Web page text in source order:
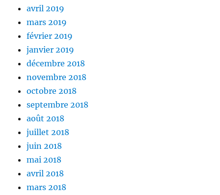
avril 2019
mars 2019
février 2019
janvier 2019
décembre 2018
novembre 2018
octobre 2018
septembre 2018
août 2018
juillet 2018
juin 2018
mai 2018
avril 2018
mars 2018